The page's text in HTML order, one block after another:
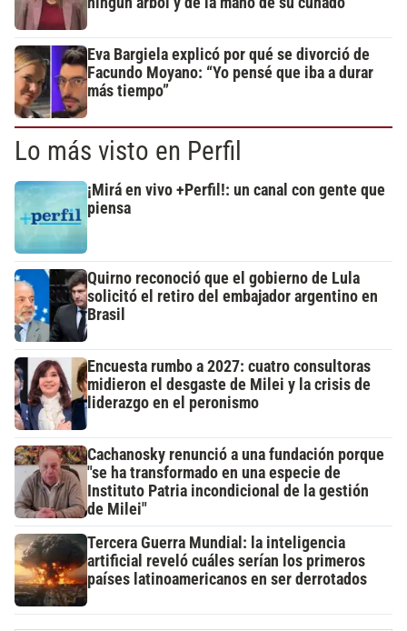
Eva Bargiela explicó por qué se divorció de
Facundo Moyano: “Yo pensé que iba a durar
más tiempo”
Lo más visto en Perfil
¡Mirá en vivo +Perfil!: un canal con gente que
piensa
Quirno reconoció que el gobierno de Lula
solicitó el retiro del embajador argentino en
Brasil
Encuesta rumbo a 2027: cuatro consultoras
midieron el desgaste de Milei y la crisis de
liderazgo en el peronismo
Cachanosky renunció a una fundación porque
"se ha transformado en una especie de
Instituto Patria incondicional de la gestión
de Milei"
Tercera Guerra Mundial: la inteligencia
artificial reveló cuáles serían los primeros
países latinoamericanos en ser derrotados